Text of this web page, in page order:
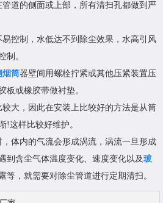
道的侧面或上部，所有清扫孔都做到严
控制，水低达不到除尘效果，水高引风
制。
烟筒器壁间用螺栓拧紧或其他压紧装置压
板或橡胶带做衬垫。
大，因此在安装上比较好的方法是从筒
!这样比较好维护。
，体内的气流会形成涡流，涡流一旦形成
到含尘气体温度变化、速度变化以及玻
等，就需要对除尘管道进行定期清扫。